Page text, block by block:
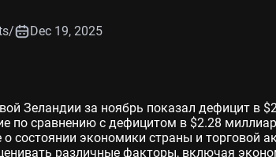
/ Dec 19, 2025
Зеландии за ноябрь показал дефицит в
по сравнению с дефицитом в $2.28
состоянии экономики страны и торговой
различные факторы, включая